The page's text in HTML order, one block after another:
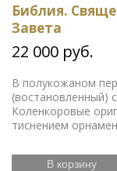
Библия.
Завета
22 000 руб.
В полукожаном
(востановленный)
Коленкоровые
тиснением
В корзину